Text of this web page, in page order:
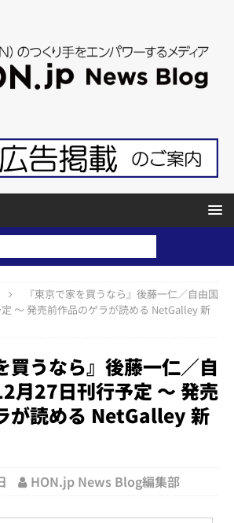
『東京で家を買うなら』後藤一仁／自由国
～ 発売前作品のゲラが読める NetGalley 新
買うなら』後藤一仁／自
月27日刊行予定 ～ 発売
が読める NetGalley 新
HON.jp News Blog編集部